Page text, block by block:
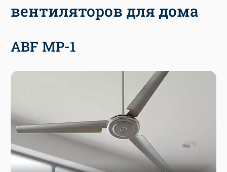
вентиляторов для дома
ABF MP-1